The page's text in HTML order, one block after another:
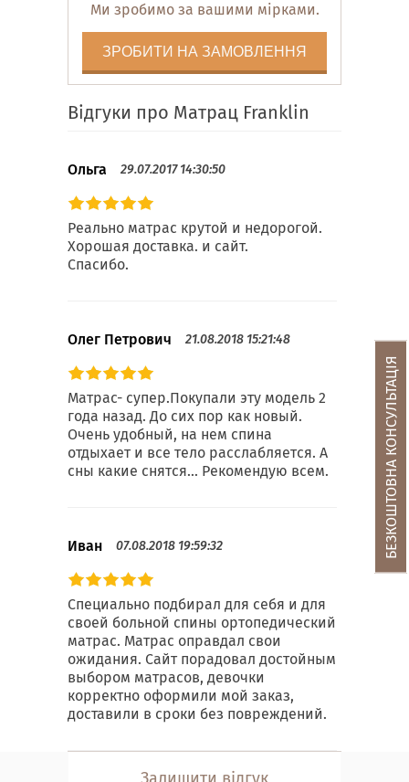
Ми зробимо за вашими мірками.
ЗРОБИТИ НА ЗАМОВЛЕННЯ
Відгуки про Матрац Franklin
Ольга 29.07.2017 14:30:50
Реально матрас крутой и недорогой.
Хорошая доставка. и сайт.
Спасибо.
Олег Петрович 21.08.2018 15:21:48
Матрас- супер.Покупали эту модель 2
года назад. До сих пор как новый.
Очень удобный, на нем спина
отдыхает и все тело расслабляется. А
сны какие снятся... Рекомендую всем.
Иван 07.08.2018 19:59:32
Специально подбирал для себя и для
своей больной спины ортопедический
матрас. Матрас оправдал свои
ожидания. Сайт порадовал достойным
выбором матрасов, девочки
корректно оформили мой заказ,
доставили в сроки без повреждений.
БЕЗКОШТОВНА КОНСУЛЬТАЦІЯ